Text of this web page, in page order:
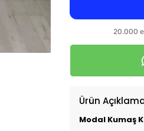
Ürün
Modal Kumaş